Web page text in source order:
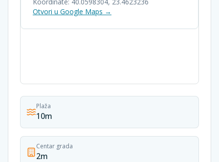
Otvori u Google Maps →
Plaža
10m
Centar grada
2m